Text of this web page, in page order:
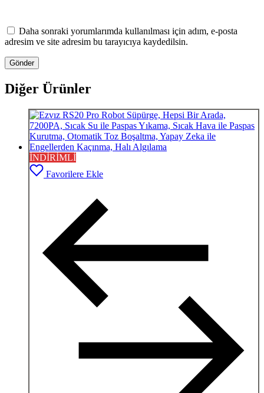
Daha sonraki yorumlarımda kullanılması için adım, e-posta
adresim ve site adresim bu tarayıcıya kaydedilsin.
Diğer Ürünler
İNDİRİMLİ
Favorilere Ekle